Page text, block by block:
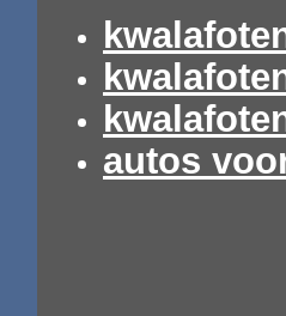
autos